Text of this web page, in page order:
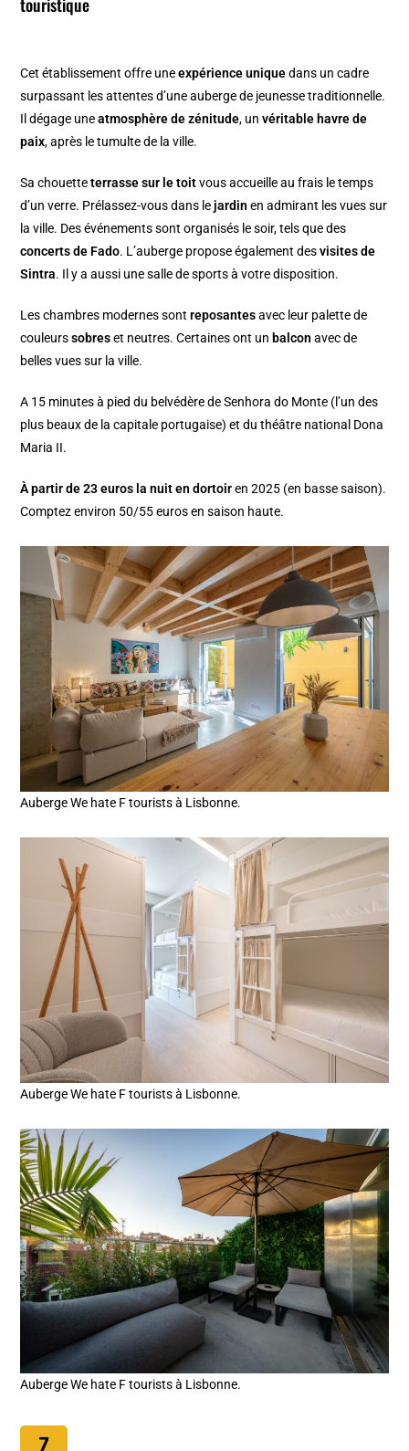
Cet établissement offre uneexpérience uniquedans un cadre
surpassant les attentes d’une auberge de jeunesse traditionnelle.
Il dégage uneatmosphère de zénitude, unvéritable havre de
paix, après le tumulte de la ville.
Sa chouetteterrasse sur le toitvous accueille au frais le temps
d’un verre. Prélassez-vous dans lejardin en admirant les vues sur
la ville. Des événements sont organisés le soir, tels que des
concerts de Fado. L’auberge propose également desvisites de
Sintra. Il y a aussi une salle de sports à votre disposition.
Les chambres modernes sontreposantesavec leur palette de
couleurssobreset neutres. Certaines ont un balconavec de
belles vues sur la ville.
A 15 minutes à pied du belvédère de Senhora do Monte (l’un des
plus beaux de la capitale portugaise) et du théâtre national Dona
Maria II.
À partir de 23 euros la nuit en dortoiren 2025 (en basse saison).
Comptez environ 50/55 euros en saison haute.
Auberge We hate F tourists à Lisbonne.
Auberge We hate F tourists à Lisbonne.
Auberge We hate F tourists à Lisbonne.